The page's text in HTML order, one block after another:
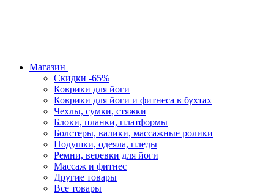
Магазин
Скидки -65%
Коврики для йоги
Коврики для йоги и фитнеса в бухтах
Чехлы, сумки, стяжки
Блоки, планки, платформы
Болстеры, валики, массажные ролики
Подушки, одеяла, пледы
Ремни, веревки для йоги
Массаж и фитнес
Другие товары
Все товары